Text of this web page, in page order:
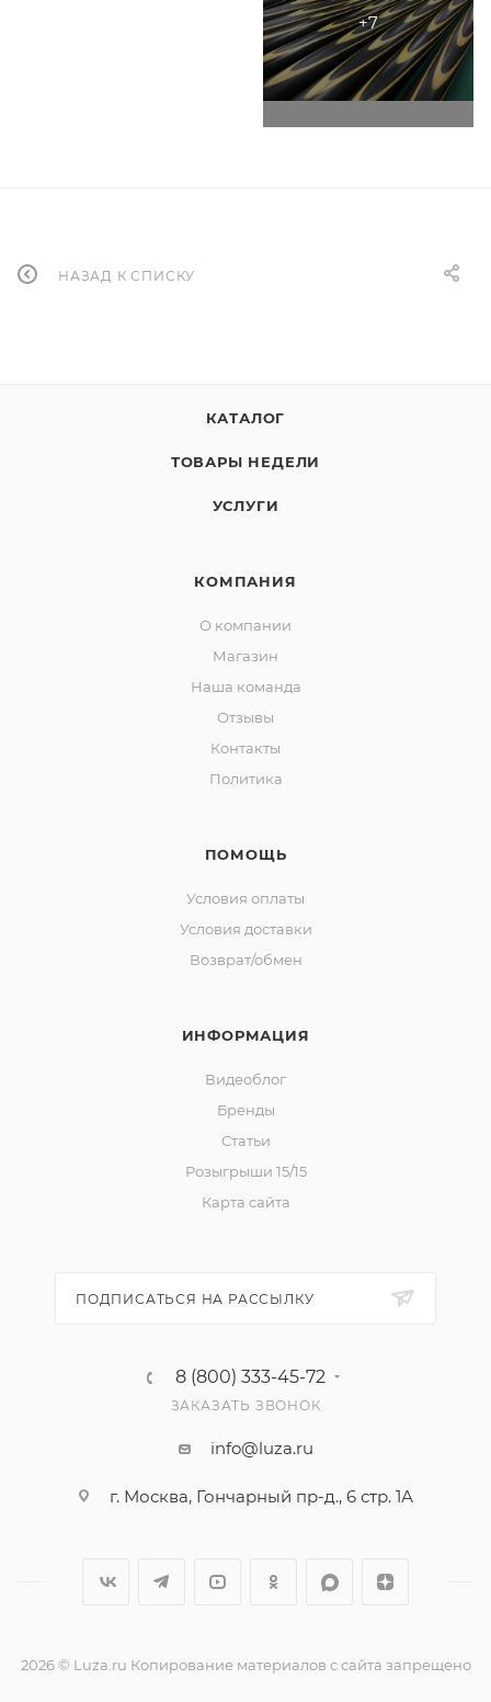
НАЗАД К СПИСКУ
КАТАЛОГ
ТОВАРЫ НЕДЕЛИ
УСЛУГИ
КОМПАНИЯ
О компании
Магазин
Наша команда
Отзывы
Контакты
Политика
ПОМОЩЬ
Условия оплаты
Условия доставки
Возврат/обмен
ИНФОРМАЦИЯ
Видеоблог
Бренды
Статьи
Розыгрыши 15/15
Карта сайта
ПОДПИСАТЬСЯ НА РАССЫЛКУ
8 (800) 333-45-72
ЗАКАЗАТЬ ЗВОНОК
info@luza.ru
г. Москва, Гончарный пр-д., 6 стр. 1А
2026 © Luza.ru Копирование материалов с сайта запрещено